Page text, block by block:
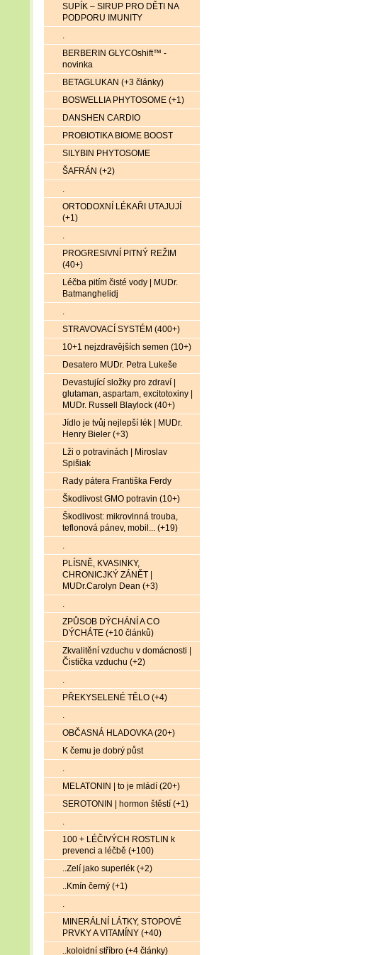
SUPÍK – SIRUP PRO DĚTI NA
PODPORU IMUNITY
.
BERBERIN GLYCOshift™ -
novinka
BETAGLUKAN (+3 články)
BOSWELLIA PHYTOSOME (+1)
DANSHEN CARDIO
PROBIOTIKA BIOME BOOST
SILYBIN PHYTOSOME
ŠAFRÁN (+2)
.
ORTODOXNÍ LÉKAŘI UTAJUJÍ
(+1)
.
PROGRESIVNÍ PITNÝ REŽIM
(40+)
Léčba pitím čisté vody | MUDr.
Batmanghelidj
.
STRAVOVACÍ SYSTÉM (400+)
10+1 nejzdravějších semen (10+)
Desatero MUDr. Petra Lukeše
Devastující složky pro zdraví |
glutaman, aspartam, excitotoxiny |
MUDr. Russell Blaylock (40+)
Jídlo je tvůj nejlepší lék | MUDr.
Henry Bieler (+3)
Lži o potravinách | Miroslav
Spišiak
Rady pátera Františka Ferdy
Škodlivost GMO potravin (10+)
Škodlivost: mikrovlnná trouba,
teflonová pánev, mobil... (+19)
.
PLÍSNĚ, KVASINKY,
CHRONICJKÝ ZÁNĚT |
MUDr.Carolyn Dean (+3)
.
ZPŮSOB DÝCHÁNÍ A CO
DÝCHÁTE (+10 článků)
Zkvalitění vzduchu v domácnosti |
Čistička vzduchu (+2)
.
PŘEKYSELENÉ TĚLO (+4)
.
OBČASNÁ HLADOVKA (20+)
K čemu je dobrý půst
.
MELATONIN | to je mládí (20+)
SEROTONIN | hormon štěstí (+1)
.
100 + LÉČIVÝCH ROSTLIN k
prevenci a léčbě (+100)
..Zelí jako superlék (+2)
..Kmín černý (+1)
.
MINERÁLNÍ LÁTKY, STOPOVÉ
PRVKY A VITAMÍNY (+40)
..koloidní stříbro (+4 články)